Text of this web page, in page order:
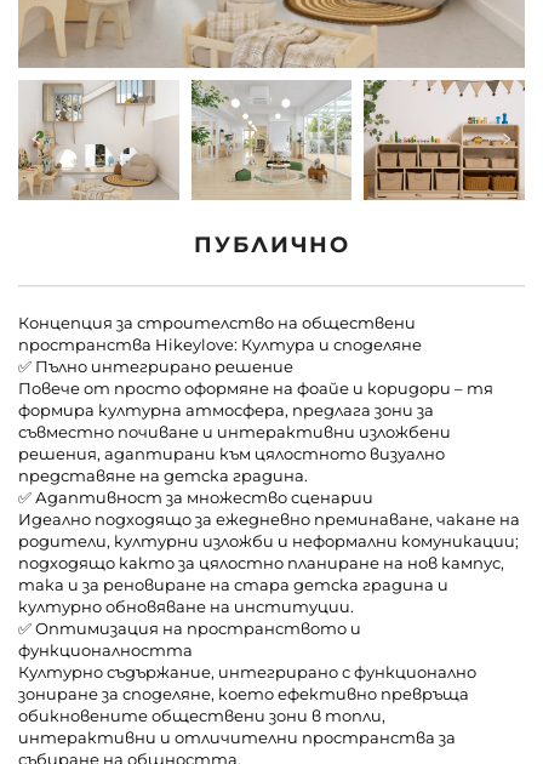
Блогове
ПУБЛИЧНО
Концепция за строителство на обществени
пространства Hikeylove: Култура и споделяне
✅ Пълно интегрирано решение
Повече от просто оформяне на фоайе и коридори – тя
формира културна атмосфера, предлага зони за
съвместно почиване и интерактивни изложбени
решения, адаптирани към цялостното визуално
представяне на детска градина.
✅ Адаптивност за множество сценарии
Идеално подходящо за ежедневно преминаване, чакане на
родители, културни изложби и неформални комуникации;
подходящо както за цялостно планиране на нов кампус,
така и за реновиране на стара детска градина и
културно обновяване на институции.
✅ Оптимизация на пространството и
функционалността
Културно съдържание, интегрирано с функционално
зониране за споделяне, което ефективно превръща
обикновените обществени зони в топли,
интерактивни и отличителни пространства за
събиране на общността.